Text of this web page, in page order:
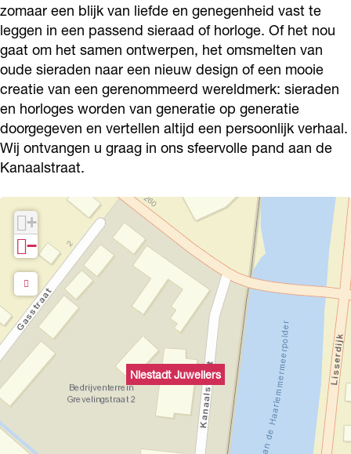
e
r
s
l
i
e
r
s
e
l
i
e
r
s
e
r
s
w
e
l
i
e
r
s
zomaar een blijk van liefde en genegenheid vast te
leggen in een passend sieraad of horloge. Of het nou
gaat om het samen ontwerpen, het omsmelten van
oude sieraden naar een nieuw design of een mooie
creatie van een gerenommeerd wereldmerk: sieraden
en horloges worden van generatie op generatie
doorgegeven en vertellen altijd een persoonlijk verhaal.
Wij ontvangen u graag in ons sfeervolle pand aan de
Kanaalstraat.
Niestadt Juweliers
+
−